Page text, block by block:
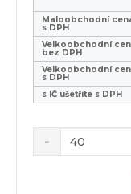
Maloobchodní
s DPH
Velkoobchodní
bez DPH
Velkoobchodní
s DPH
s IČ ušetříte s DPH